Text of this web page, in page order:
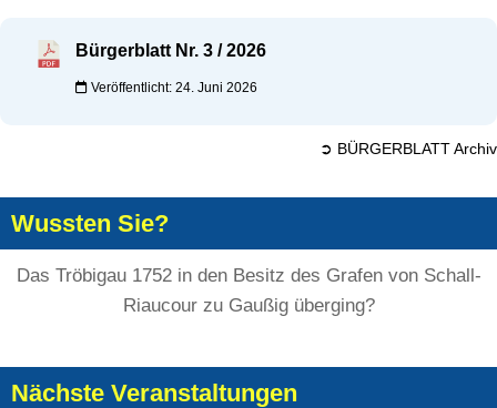
Bürgerblatt Nr. 3 / 2026
Veröffentlicht: 24. Juni 2026
➲ BÜRGERBLATT Archiv
Wussten Sie?
Das Tröbigau 1752 in den Besitz des Grafen von Schall-
Riaucour zu Gaußig überging?
Nächste Veranstaltungen